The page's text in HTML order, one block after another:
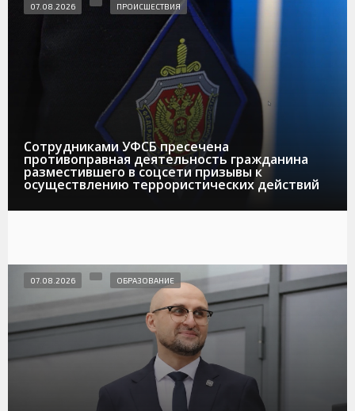
Сотрудниками УФСБ пресечена
противоправная деятельность гражданина
разместившего в соцсети призывы к
осуществлению террористических действий
07.08.2026 ПРОИСШЕСТВИЯ
07.08.2026 ОБРАЗОВАНИЕ